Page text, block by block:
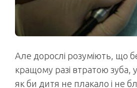
Але дорослі розуміють, що
кращому разі втратою зуба,
як би дитя не плакало і не